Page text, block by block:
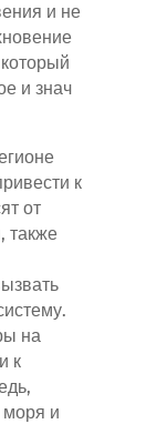
и не
и знач
к
от
также
на
к
и